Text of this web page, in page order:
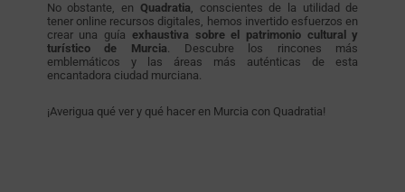
No obstante, en Quadratia, conscientes de la utilidad de
tener online recursos digitales, hemos invertido esfuerzos en
crear una guía exhaustiva sobre el patrimonio cultural y
turístico de Murcia. Descubre los rincones más
emblemáticos y las áreas más auténticas de esta
encantadora ciudad murciana.
¡Averigua qué ver y qué hacer en Murcia con Quadratia!